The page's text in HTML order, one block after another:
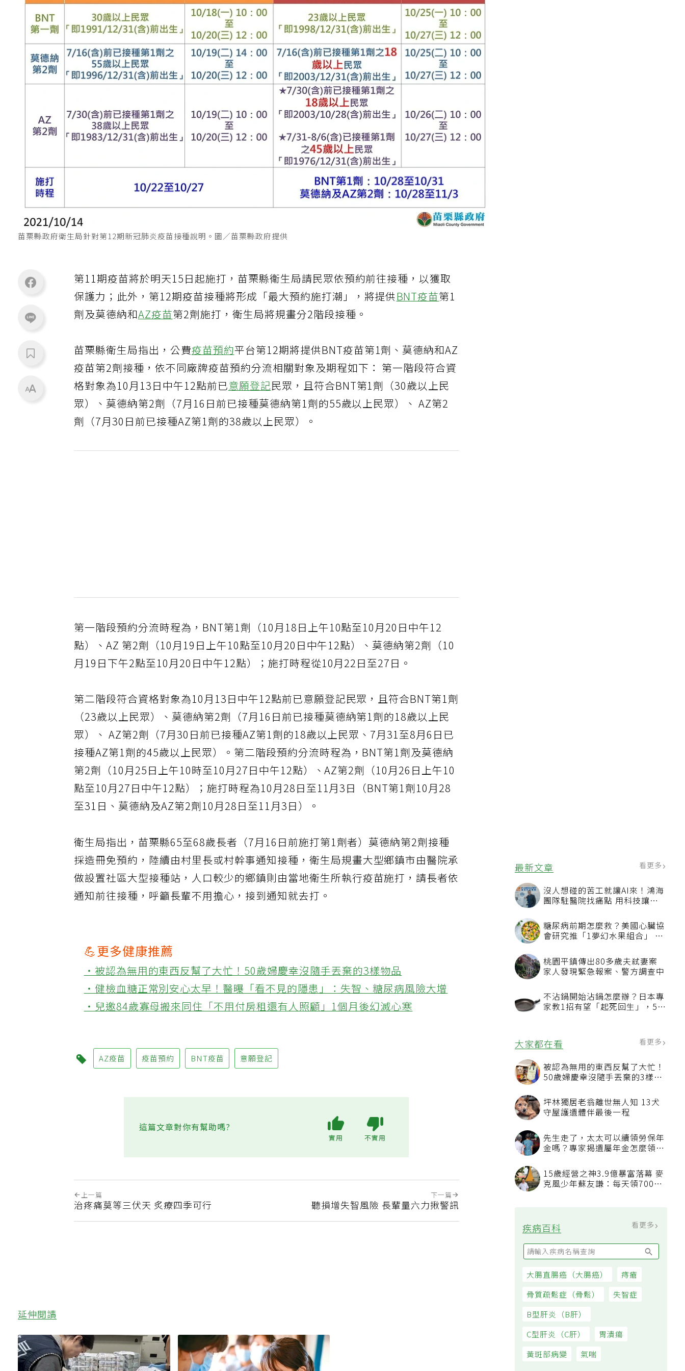
最新文章 看更多
沒人想碰的苦工就讓AI來！鴻海
團隊駐醫院找痛點 用科技讓醫
糖尿病前期怎麼救？美國心臟協
會研究推「1夢幻水果組合」 酪
桃園平鎮傳出80多歲夫弒妻案
家人發現緊急報案、警方調查中
不沾鍋開始沾鍋怎麼辦？日本專
家教1招有望「起死回生」，5情
大家都在看
被認為無用的東西反幫了大忙！
50歲婦慶幸沒隨手丟棄的3樣物
坪林獨居老翁離世無人知 13犬
守屋護遺體伴最後一程
先生走了，太太可以續領勞保年
15歲經營之神3.9億暴富落幕 麥
克風少年蘇友謙：每天領700元
疾病百科
苗栗縣政府衛生局針對第12期新冠肺炎疫苗接種說明。圖／苗栗縣政府提供
第11期疫苗將於明天15日起施打，苗栗縣衛生局請民眾依預約前往接種，以獲取
保護力；此外，第12期疫苗接種將形成「最大預約施打潮」，將提供BNT疫苗第1
劑及莫德納和AZ疫苗第2劑施打，衛生局將規畫分2階段接種。
苗栗縣衛生局指出，公費疫苗預約平台第12期將提供BNT疫苗第1劑、莫德納和AZ
疫苗第2劑接種，依不同廠牌疫苗預約分流相關對象及期程如下： 第一階段符合資
格對象為10月13日中午12點前已意願登記民眾，且符合BNT第1劑（30歲以上民
眾）、莫德納第2劑（7月16日前已接種莫德納第1劑的55歲以上民眾）、 AZ第2
劑（7月30日前已接種AZ第1劑的38歲以上民眾）。
第一階段預約分流時程為，BNT第1劑（10月18日上午10點至10月20日中午12
點）、AZ 第2劑（10月19日上午10點至10月20日中午12點）、莫德納第2劑（10
月19日下午2點至10月20日中午12點）；施打時程從10月22日至27日。
第二階段符合資格對象為10月13日中午12點前已意願登記民眾，且符合BNT第1劑
（23歲以上民眾）、莫德納第2劑（7月16日前已接種莫德納第1劑的18歲以上民
眾）、 AZ第2劑（7月30日前已接種AZ第1劑的18歲以上民眾、7月31至8月6日已
接種AZ第1劑的45歲以上民眾）。第二階段預約分流時程為，BNT第1劑及莫德納
第2劑（10月25日上午10時至10月27日中午12點）、AZ第2劑（10月26日上午10
點至10月27日中午12點）；施打時程為10月28日至11月3日（BNT第1劑10月28
至31日、莫德納及AZ第2劑10月28日至11月3日）。
衛生局指出，苗栗縣65至68歲長者（7月16日前施打第1劑者）莫德納第2劑接種
採造冊免預約，陸續由村里長或村幹事通知接種，衛生局規畫大型鄉鎮市由醫院承
做設置社區大型接種站，人口較少的鄉鎮則由當地衛生所執行疫苗施打，請長者依
通知前往接種，呼籲長輩不用擔心，接到通知就去打。
💪更多健康推薦
‧被認為無用的東西反幫了大忙！50歲婦慶幸沒隨手丟棄的3樣物品
‧健檢血糖正常別安心太早！醫曝「看不見的隱患」：失智、糖尿病風險大增
‧兒邀84歲寡母搬來同住「不用付房租還有人照顧」1個月後幻滅心寒
AZ疫苗 疫苗預約 BNT疫苗 意願登記
這篇文章對你有幫助嗎?
上一篇
治疼痛莫等三伏天 炙療四季可行
下一篇
聽損增失智風險 長輩量六力揪警訊
延伸閱讀